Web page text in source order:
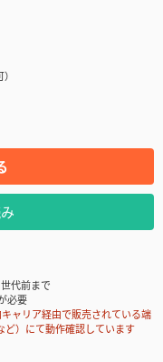
代前まで
必要
ャリア経由で販売されている端
ど）にて動作確認しています